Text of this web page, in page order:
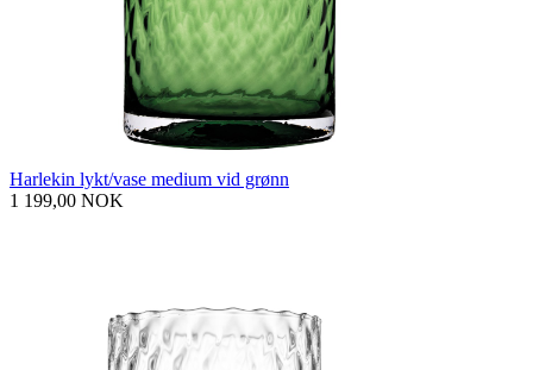
Harlekin lykt/vase medium vid grønn
1 199,00 NOK